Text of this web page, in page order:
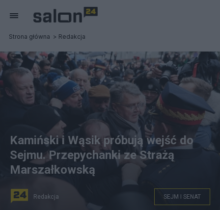
Strona główna Redakcja
Kamiński i Wąsik próbują wejść do
Sejmu. Przepychanki ze Strażą
Marszałkowską
Redakcja SEJM I SENAT